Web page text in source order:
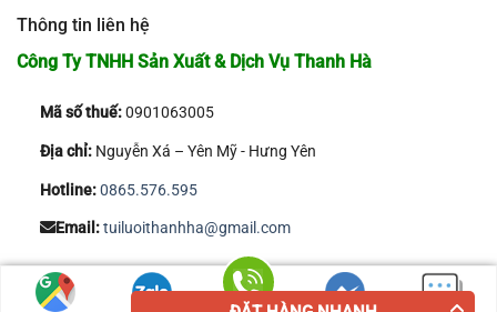
Thông tin liên hệ
Công Ty TNHH Sản Xuất & Dịch Vụ Thanh Hà
Mã số thuế:0901063005
Địa chỉ:Nguyễn Xá – Yên Mỹ - Hưng Yên
Hotline:0865.576.595
Email:tuiluoithanhha@gmail.com
Copyright 2026 © Công Ty TNHH Sản Xuất & Dịch Vụ Thanh Hà